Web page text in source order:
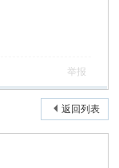
举报
返回列表